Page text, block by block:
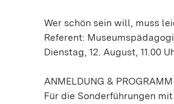
Wer schön sein will, muss
Referent:
Dienstag, 12. August, 11.00
ANMELDUNG & PROGRAMM
Für die Sonderführungen